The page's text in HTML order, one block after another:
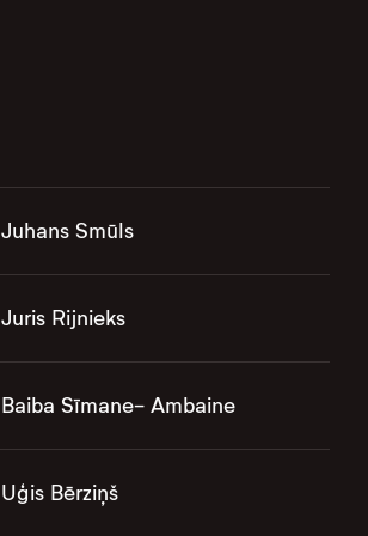
Juhans Smūls
Juris Rijnieks
Baiba Sīmane- Ambaine
Uģis Bērziņš